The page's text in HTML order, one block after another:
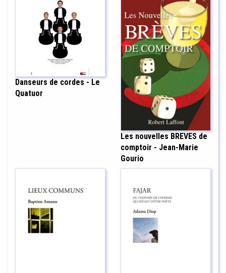
Danseurs de cordes - Le
Quatuor
Les nouvelles BREVES de
comptoir - Jean-Marie
Gourio